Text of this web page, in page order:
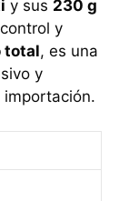
y sus 230 g
y
total, es una
y